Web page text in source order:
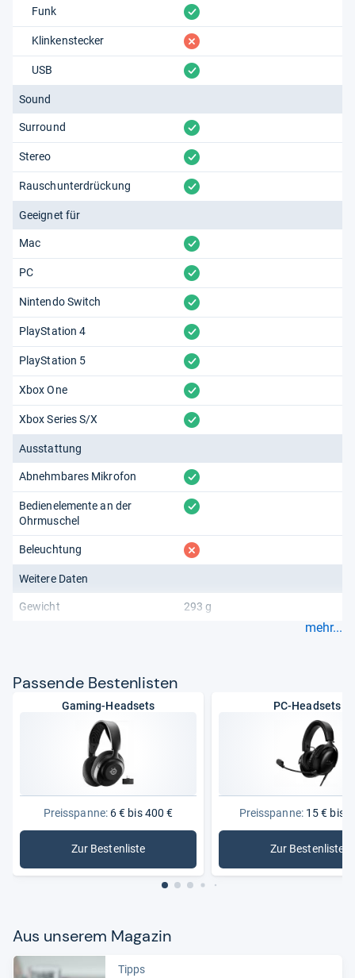
Funk vorhanden
Klinkenstecker fehlt
USB vorhanden
Sound
Surround vorhanden
Stereo vorhanden
Rauschunterdrückung vorhanden
Geeignet für
Mac vorhanden
PC vorhanden
Nintendo Switch vorhanden
PlayStation 4 vorhanden
PlayStation 5 vorhanden
Xbox One vorhanden
Xbox Series S/X vorhanden
Ausstattung
Abnehmbares Mikrofon vorhanden
Bedienelemente an der
Ohrmuschel
vorhanden
Beleuchtung fehlt
Weitere Daten
Gewicht 293 g
mehr...
Pas­sende Bes­ten­lis­ten
Gaming-Headsets
Preisspanne:6 € bis 400 €
Zur Bestenliste: Gaming-Headsets
PC-Headsets
Preisspanne:15 € bis
Zur Bestenliste
: PC-
Aus unse­rem Maga­zin
Tipps